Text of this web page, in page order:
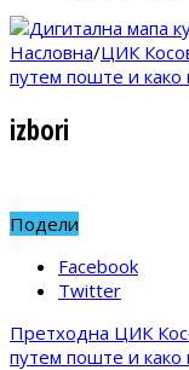
Насловна/ЦИК
путем поште и како
izbori
Подели
Facebook
Twitter
Претходна ЦИК
путем поште и како